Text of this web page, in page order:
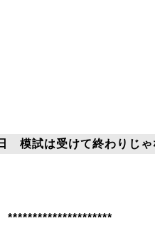
模試は受けて終わりじゃ
*********************